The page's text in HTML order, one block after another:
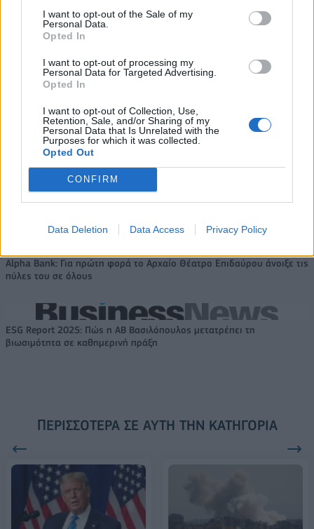
I want to opt-out of the Sale of my
Personal Data.
Opted In
I want to opt-out of processing my
Personal Data for Targeted Advertising.
Opted In
I want to opt-out of Collection, Use,
Retention, Sale, and/or Sharing of my
Personal Data that Is Unrelated with the
Purposes for which it was collected.
Opted Out
CONFIRM
Data Deletion Data Access Privacy Policy
Viohalco: Αυξημένος κατά 14%
δισ. ευρώ – Στα 446 εκατ. ευρώ
τα EBITDA
Ενέργεια
Η συμφωνία Arval-Athlon αναδιαμορφώνει την αγορά leasing
VW: Η δύσκολη εξίσωση της
Alpha Bank: Για πρώτη φορά το Αρχαίο Θέατρο Επιδαύρου άνοιξε τις
πύλες του σε όλους
ESG Report 2025: Πώς η ΑΒ Βασιλόπουλος μετατρέπει τη
βιωσιμότητα σε καθημερινή πράξη
ΠΕΡΙΣΣΌΤΕΡΑ ΣΕ ΑΥΤΉ ΤΗΝ ΚΑΤΗΓΟΡΊΑ